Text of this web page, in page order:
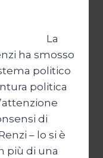
La
ha smosso
politico
politica
di
– lo si è
più di una